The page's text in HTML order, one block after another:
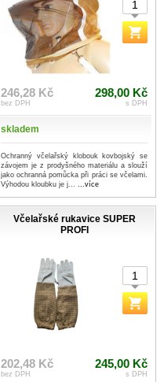
246,28 Kč
bez DPH
298,00 Kč
s DPH
skladem
Ochranný včelařský klobouk kovbojský se
závojem je z prodyšného materiálu a slouží
jako ochranná pomůcka při práci se včelami.
Výhodou kloubku je j... ...více
Včelařské rukavice SUPER
PROFI
202,48 Kč
bez DPH
245,00 Kč
s DPH